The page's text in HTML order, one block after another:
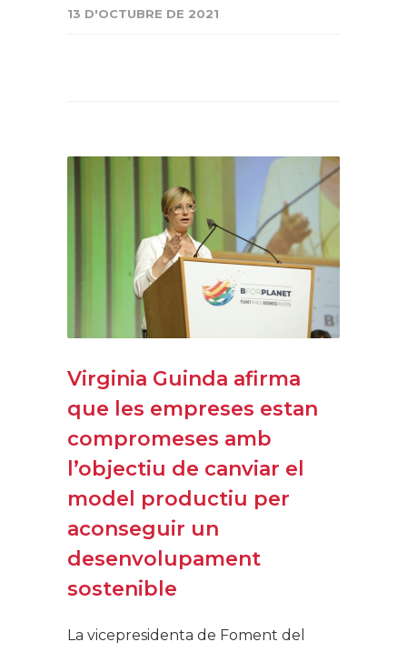
13 D'OCTUBRE DE 2021
Virginia Guinda afirma
que les empreses estan
compromeses amb
l’objectiu de canviar el
model productiu per
aconseguir un
desenvolupament
sostenible
La vicepresidenta de Foment del